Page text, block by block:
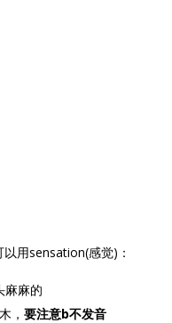
用sensation(感觉)：
麻麻的
， 要注意b不发音